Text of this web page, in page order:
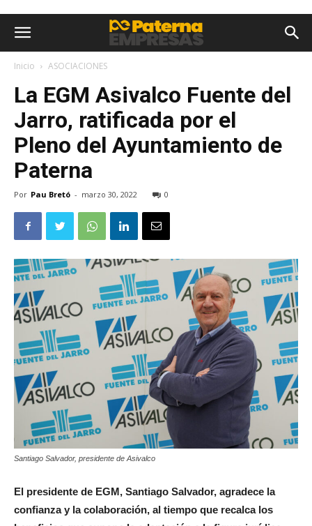
Inicio ASOCIACIONES
La EGM Asivalco Fuente del
Jarro, ratificada por el
Pleno del Ayuntamiento de
Paterna
Por Pau Bretó - marzo 30, 2022 0
Santiago Salvador, presidente de Asivalco
El presidente de EGM, Santiago Salvador, agradece la
confianza y la colaboración, al tiempo que recalca los